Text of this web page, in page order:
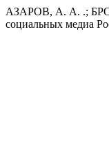
АЗАРОВ, А. А. .;
социальных медиа